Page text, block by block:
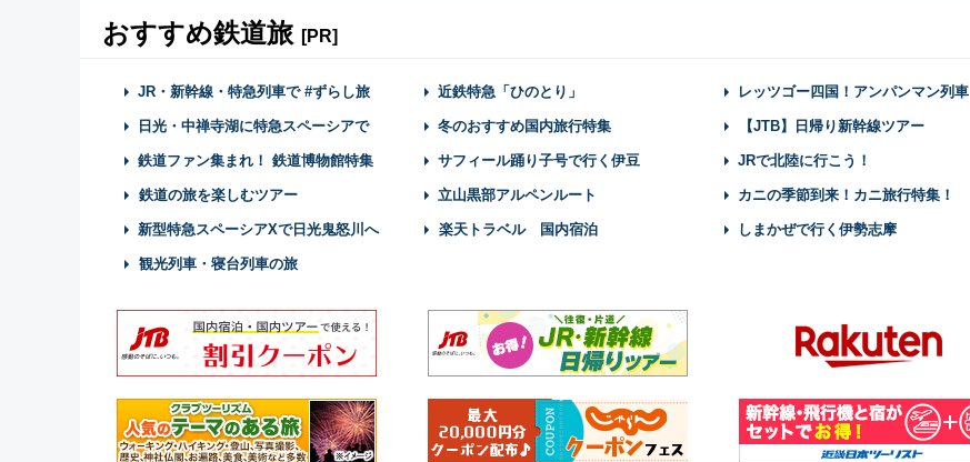
おすすめ鉄道旅 [PR]
JR・新幹線・特急列車で #ずらし旅 近鉄特急「ひのとり」 レッツゴー四国！アンパンマン列車
日光・中禅寺湖に特急スペーシアで 冬のおすすめ国内旅行特集 【JTB】日帰り新幹線ツアー
鉄道ファン集まれ！ 鉄道博物館特集 サフィール踊り子号で行く伊豆 JRで北陸に行こう！
鉄道の旅を楽しむツアー 立山黒部アルペンルート カニの季節到来！カニ旅行特集！
新型特急スペーシアXで日光鬼怒川へ 楽天トラベル 国内宿泊 しまかぜで行く伊勢志摩
観光列車・寝台列車の旅